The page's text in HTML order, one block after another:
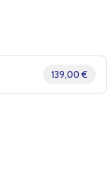
139,00 €